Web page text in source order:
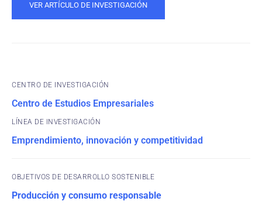
VER ARTÍCULO DE INVESTIGACIÓN
CENTRO DE INVESTIGACIÓN
Centro de Estudios Empresariales
Emprendimiento, innovación y competitividad
OBJETIVOS DE DESARROLLO SOSTENIBLE
Producción y consumo responsable